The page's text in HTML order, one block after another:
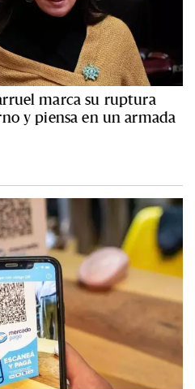
marca su ruptura
y piensa en un armada